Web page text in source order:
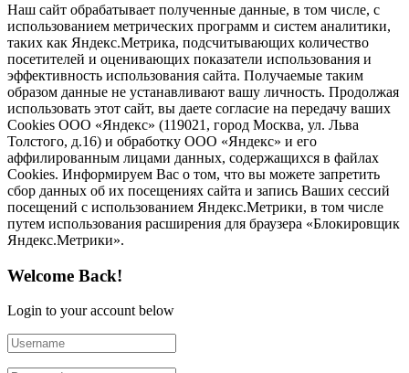
Наш сайт обрабатывает полученные данные, в том числе, с
использованием метрических программ и систем аналитики,
таких как Яндекс.Метрика, подсчитывающих количество
посетителей и оценивающих показатели использования и
эффективность использования сайта. Получаемые таким
образом данные не устанавливают вашу личность. Продолжая
использовать этот сайт, вы даете согласие на передачу ваших
Cookies ООО «Яндекс» (119021, город Москва, ул. Льва
Толстого, д.16) и обработку ООО «Яндекс» и его
аффилированным лицами данных, содержащихся в файлах
Cookies. Информируем Вас о том, что вы можете запретить
сбор данных об их посещениях сайта и запись Ваших сессий
посещений с использованием Яндекс.Метрики, в том числе
путем использования расширения для браузера «Блокировщик
Яндекс.Метрики».
Welcome Back!
Login to your account below